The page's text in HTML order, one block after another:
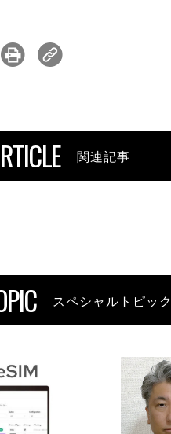
関連記事
スペシャルトピック